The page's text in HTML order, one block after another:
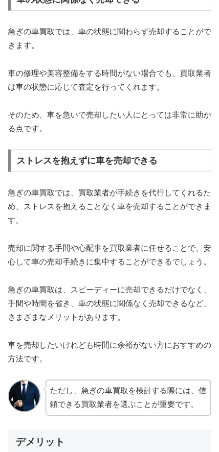
急ぎの車買取では、車の状態に関わらず売却することがで
きます。
車の修理や美容整備をする時間がない場合でも、買取業者
は車の状態に応じて査定を行ってくれます。
そのため、車を急いで売却したい人にとっては非常に助か
る点です。
ストレスを抱えずに車を売却できる
急ぎの車買取では、買取業者が手続きを代行してくれるた
め、ストレスを抱えることなく車を売却することができま
す。
売却に関する手間や心配事を買取業者に任せることで、安
心して車の売却手続きに集中することができるでしょう。
急ぎの車買取は、スピーディーに売却できるだけでなく、
手間や時間を省き、車の状態に関係なく売却できるなど、
さまざまなメリットがあります。
車を売却したいけれども時間に余裕がない方におすすめの
方法です。
ただし、急ぎの車買取を検討する際には、信
頼できる買取業者を選ぶことが重要です。
デメリット